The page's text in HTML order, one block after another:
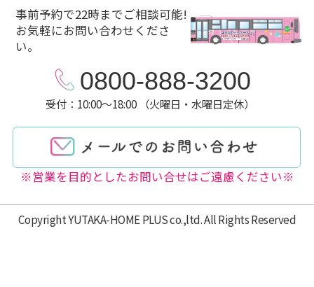
事前予約で22時までご相談可能!
お気軽にお問い合わせくださ
い。
0800-888-3200
受付：10:00～18:00 （火曜日・水曜日定休）
※営業を目的としたお問い合せはご遠慮ください※
Copyright YUTAKA-HOME PLUS co.,ltd. All Rights Reserved